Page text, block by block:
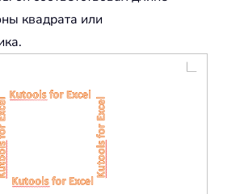
квадрата или